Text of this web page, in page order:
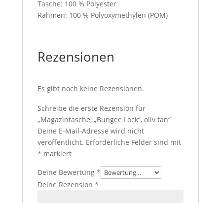
Tasche: 100 % Polyester
Rahmen: 100 % Polyoxymethylen (POM)
Rezensionen
Es gibt noch keine Rezensionen.
Schreibe die erste Rezension für
„Magazintasche, „Bungee Lock“, oliv tan“
Deine E-Mail-Adresse wird nicht
veröffentlicht. Erforderliche Felder sind mit
* markiert
Deine Bewertung *
Deine Rezension *